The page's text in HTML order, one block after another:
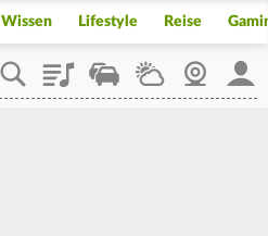
Wissen Lifestyle Reise
PlaylistStaupilotWetterWebcam